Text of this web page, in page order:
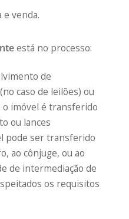
venda.
está no processo:
de
caso de leilões) ou
imóvel é transferido
ou lances
pode ser transferido
ao cônjuge, ou ao
de intermediação de
os requisitos